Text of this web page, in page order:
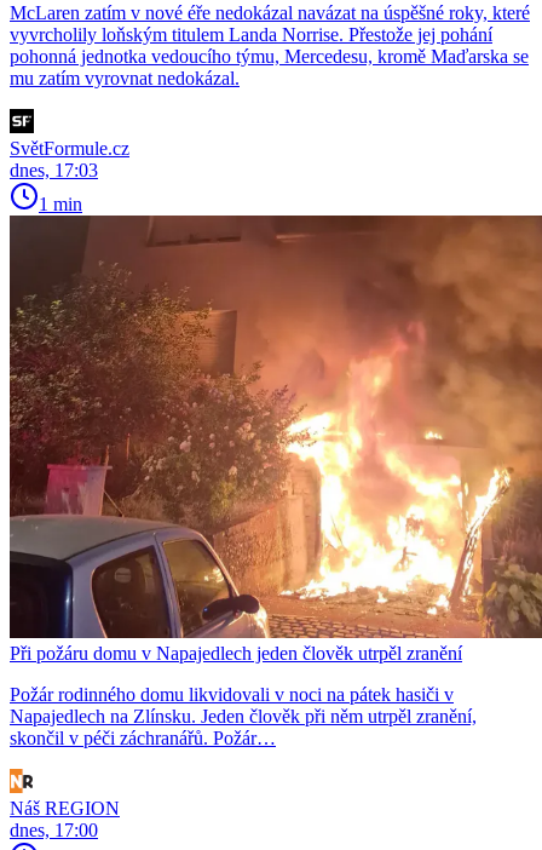
McLaren zatím v nové éře nedokázal navázat na úspěšné roky, které
vyvrcholily loňským titulem Landa Norrise. Přestože jej pohání
pohonná jednotka vedoucího týmu, Mercedesu, kromě Maďarska se
mu zatím vyrovnat nedokázal.
SvětFormule.cz
dnes, 17:03
1 min
Při požáru domu v Napajedlech jeden člověk utrpěl zranění
Požár rodinného domu likvidovali v noci na pátek hasiči v
Napajedlech na Zlínsku. Jeden člověk při něm utrpěl zranění,
skončil v péči záchranářů. Požár…
Náš REGION
dnes, 17:00